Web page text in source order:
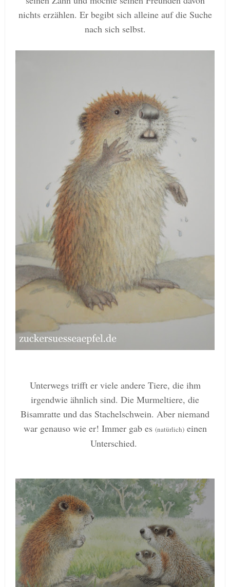
nichts erzählen. Er begibt sich alleine auf die Suche
nach sich selbst.
Unterwegs trifft er viele andere Tiere, die ihm
irgendwie ähnlich sind. Die Murmeltiere, die
Bisamratte und das Stachelschwein. Aber niemand
war genausowie er! Immer gab es (natürlich)einen
Unterschied.